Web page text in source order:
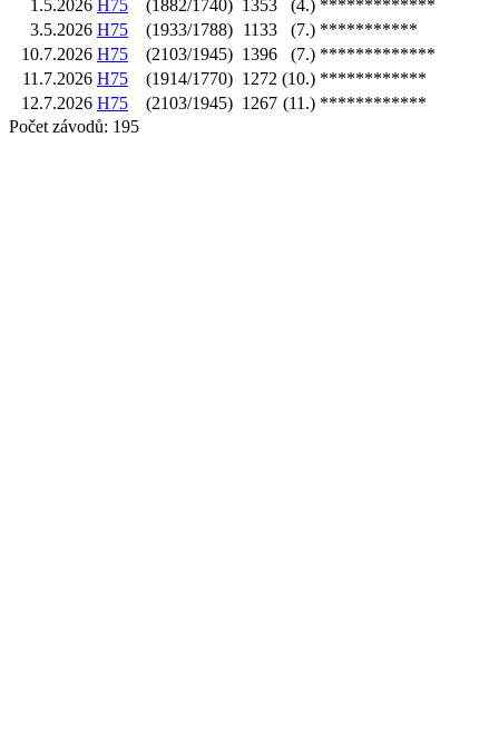
1.5.2026 H75 (1882/1740) 1353 (4.) *************
3.5.2026 H75 (1933/1788) 1133 (7.) ***********
10.7.2026 H75 (2103/1945) 1396 (7.) *************
11.7.2026 H75 (1914/1770) 1272 (10.) ************
12.7.2026 H75 (2103/1945) 1267 (11.) ************
Počet závodů: 195